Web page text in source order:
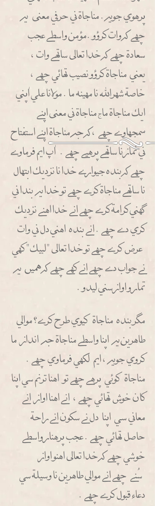
ثثرهوي جويه. مناجاة ني حرفي معنى يه
ححهسس كه وات كرؤو.مؤمن واسطسس عجب
سعادة ححهسس كه خدا تعالى ساتهسس وات،
يعني مناجاة كرؤو نصيب تهائي ححهسس،
خاصة شهرالله نا مهينه ما. مولانا علي اْثثني
ايك مناجاة ماجمناجاة ني معنى اثثنسس
سمجهاوسس ححهسس ،كه جه مناجاة اثثنسس استفتاح
ني نماز نا ساتهسس ثثرهيسس ححهسس. اْثث ايم فرماوسس
ححهسس كه بنده جيوارسس خدا نا نزديك ابتهال
نا ساتهسس مناجاة كرسس ححهسس تو خدا يه بندا ني
ككهني كرامة كرسس ححهسس انسس خدا اهنسس نزديك
كري دسس ححهسس. انسس بنده اهني دل ني وات
عرض كرسس ححهسس تو خدا تعالى "لبيك" كهي
نسس جواب دسس ححهسس انسس كهسس ححهسس كه هميطط يه
تمار و اواز سني ليدو.
مككر بنده مناجاة كيوي طرح كرسس؟ موالي
طاهرين يه اثثنا واسطسس مناجاة جه انداز ما
كروي جويه ، ايم لكهي فرماوي ححهسس.
مناجاة كوئي ثثرهسس ححهسس تو اهنا ترنم سي اثثنا
كان خوش تهائي ححهسس، انسس اهنا اواز انسس
معاني سـي اثثنا دل نسس سكون انسس راحة
حاصل تهائي ححهسس. عجب ثثرهنار واسطسس
خوشي ححهسس كه خدا تعالى اهنو اواز
سُنسس ححهسس انسس موالي طاهرين نا وسيلة سي
دعاء قبول كرسس ححهسس.